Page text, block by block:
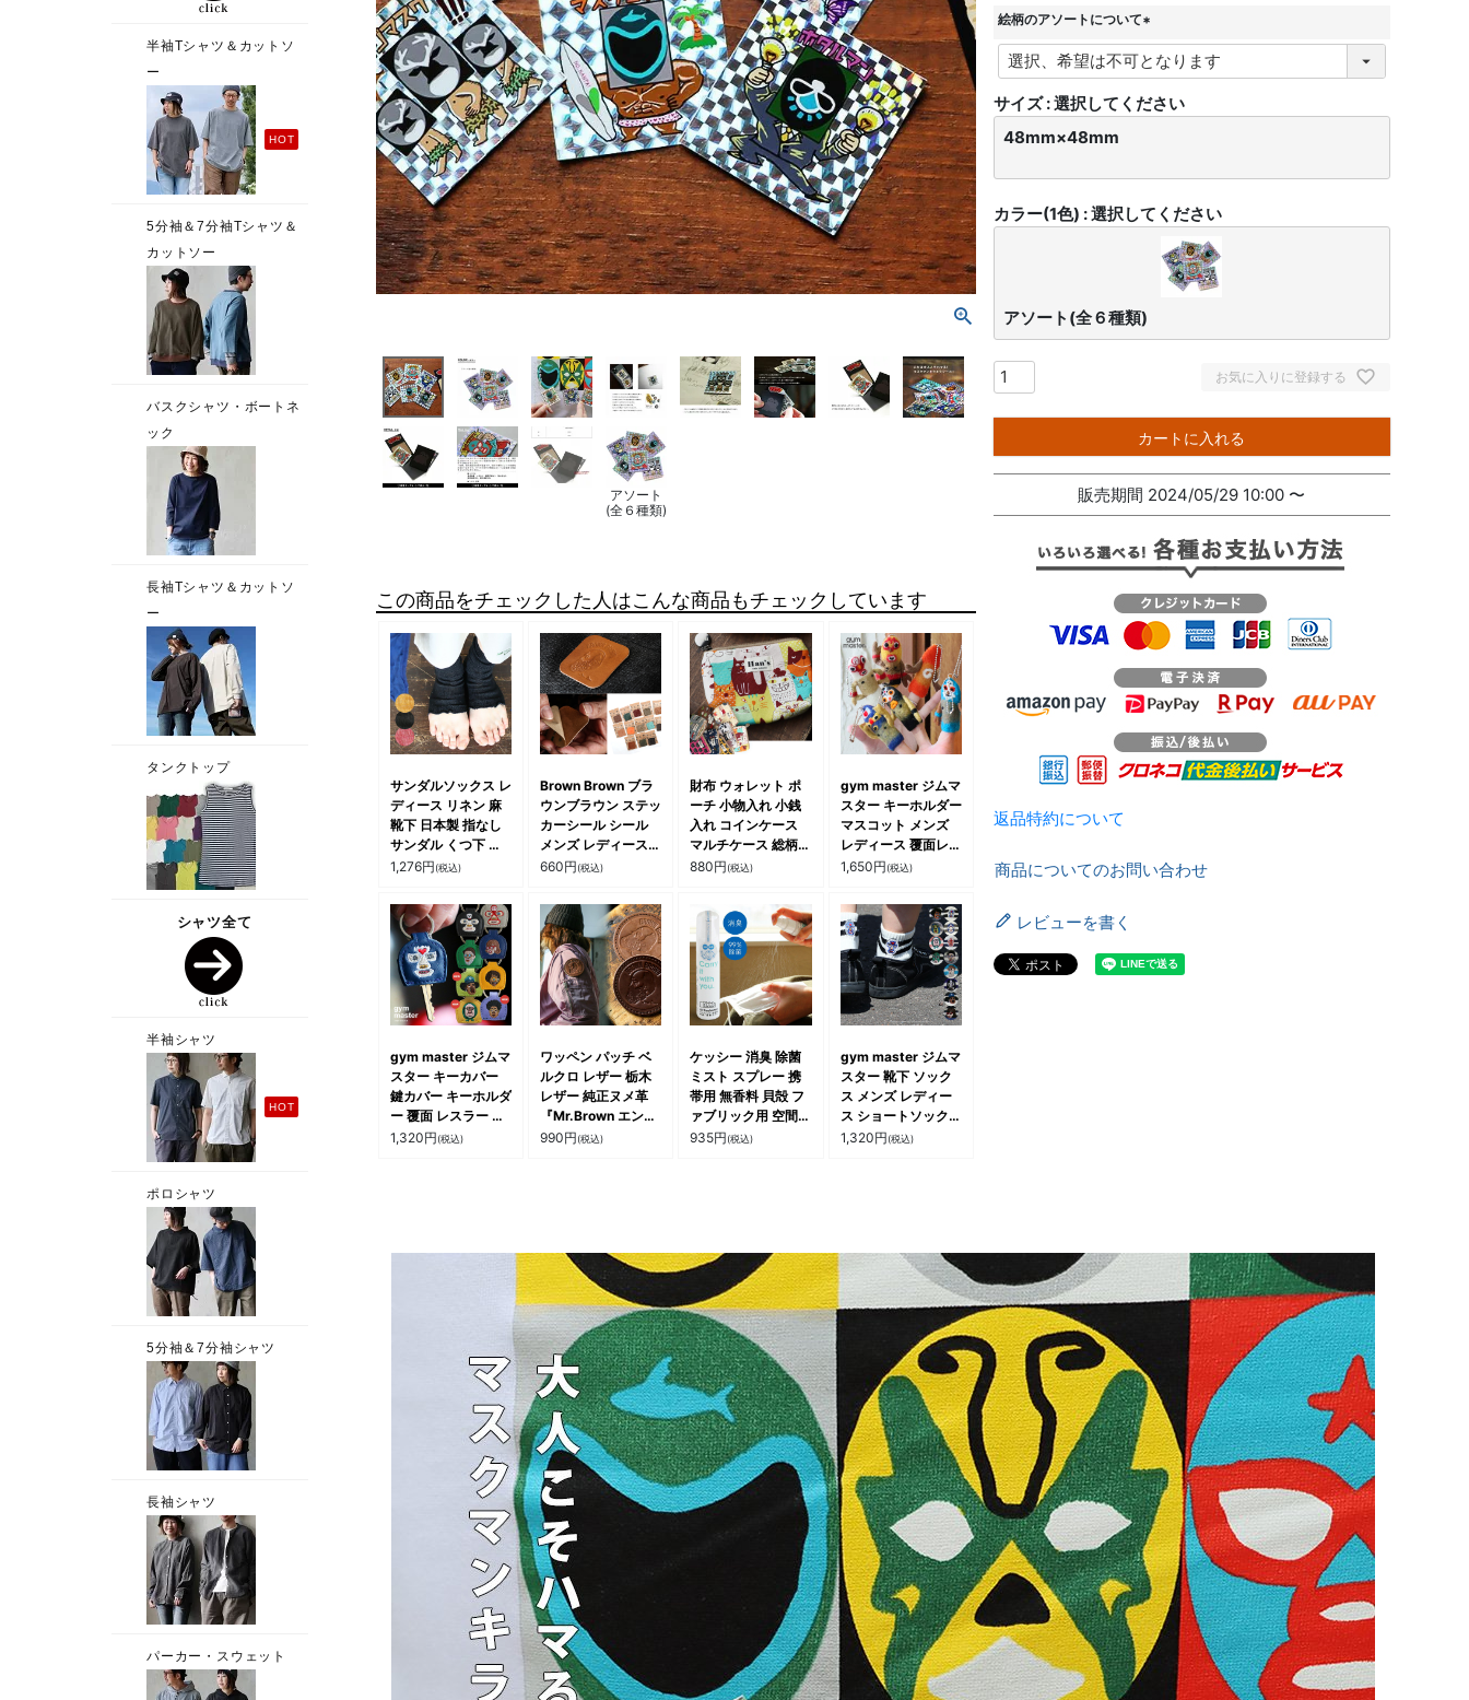
アソート
(全６種類)
この商品をチェックした人はこんな商品もチェックしています
サンダルソックス レ
ディース リネン 麻
靴下 日本製 指なし
サンダル くつ下 洗
える フリーサイズ
なし 蒸れない 春 夏
秋 冷房対策 サラサ
ラ ギフト プレゼン
ト 誕生日プレ PATY
パティ SMALL
STONE SOCKS ス
モールストーンソッ
1,276円(税込)
Brown Brown ブラ
ウンブラウン ステッ
カーシール シール
メンズ レディース
正方形 牛革 カウレ
カジュアル パティ
660円(税込)
財布 ウォレット ポ
ーチ 小物入れ 小銭
入れ コインケース
マルチケース 総柄
プリント ねこ 猫 ネ
ZOO ジップ コンパ
クト キャッシュレス
お出かけ お洒落 カ
ジュアル パティ
880円(税込)
gym master ジムマ
スター キーホルダー
マスコット メンズ
レディース 覆面レス
ラー マスクマン フ
目印 アクセサリー
贈り物 プレゼント
カジュアル パティ
1,650円(税込)
gym master ジムマ
スター キーカバー
鍵カバー キーホルダ
ー 覆面 レスラー マ
スクマン スマイル
ス メンズ ユニセッ
1,320円(税込)
ワッペン パッチ ベ
ルクロ レザー 栃木
レザー 純正ヌメ革
『Mr.Brown エンボ
ス加工』 ハンドステ
ウンブラウン
990円(税込)
ケッシー 消臭 除菌
ミスト スプレー 携
帯用 無香料 貝殻 フ
ァブリック用 空間用
ミニサイズ 99.9%
935円(税込)
gym master ジムマ
スター 靴下 ソック
ス メンズ レディー
ス ショートソックス
「虫が服に寄り付き
ト パティ
1,320円(税込)
絵柄のアソートについて
(
必
須
)
サイズ 選択してください
48mm×48mm
カラー(1色) 選択してください
アソート(全６種類)
お気に入りに登録する
カートに入れる
販売期間 2024/05/29 10:00 〜
返品特約について
商品についてのお問い合わせ
レビューを書く